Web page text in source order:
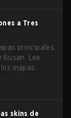
a Tres
principales
Busan. Lee
mapas.
skins de